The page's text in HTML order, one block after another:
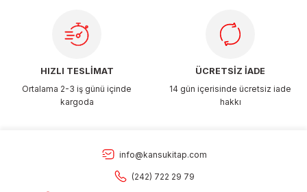
HIZLI TESLİMAT
Ortalama 2-3 iş günü içinde
kargoda
ÜCRETSİZ İADE
14 gün içerisinde ücretsiz iade
hakkı
info@kansukitap.com
(242) 722 29 79